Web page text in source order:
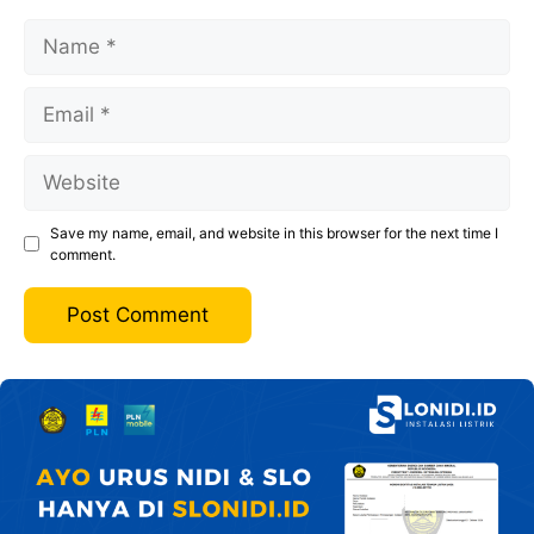
Save my name, email, and website in this browser for the next time I
comment.